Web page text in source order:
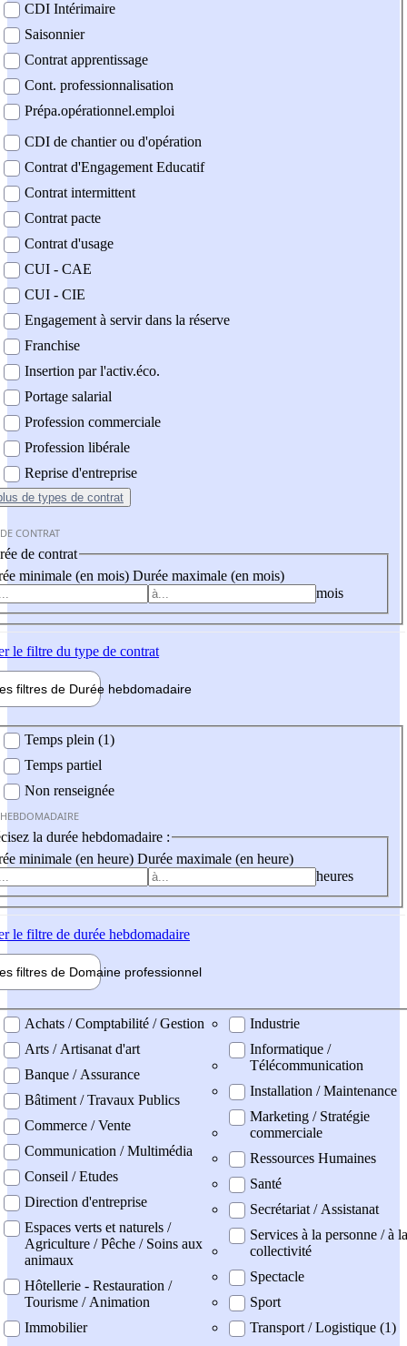
CDI Intérimaire
Saisonnier
Contrat apprentissage
Cont. professionnalisation
Prépa.opérationnel.emploi
CDI de chantier ou d'opération
Contrat d'Engagement Educatif
Contrat intermittent
Contrat pacte
Contrat d'usage
CUI - CAE
CUI - CIE
Engagement à servir dans la réserve
Franchise
Insertion par l'activ.éco.
Portage salarial
Profession commerciale
Profession libérale
Reprise d'entreprise
de types de contrat
CONTRAT
de contrat
minimale (en mois) Durée maximale (en mois)
mois
le filtre du type de contrat
filtres de Durée hebdomadaire
Temps plein (1)
Temps partiel
Non renseignée
la durée hebdomadaire :
minimale (en heure) Durée maximale (en heure)
heures
le filtre de durée hebdomadaire
filtres de Domaine professionnel
professionel
Achats / Comptabilité / Gestion
Arts / Artisanat d'art
Banque / Assurance
Bâtiment / Travaux Publics
Commerce / Vente
Communication / Multimédia
Conseil / Etudes
Direction d'entreprise
Espaces verts et naturels /
Agriculture / Pêche / Soins aux
animaux
Hôtellerie - Restauration /
Tourisme / Animation
Immobilier
Industrie
Informatique /
Télécommunication
Installation / Maintenance
Marketing / Stratégie
commerciale
Ressources Humaines
Santé
Secrétariat / Assistanat
Services à la personne / à la
collectivité
Spectacle
Sport
Transport / Logistique (1)